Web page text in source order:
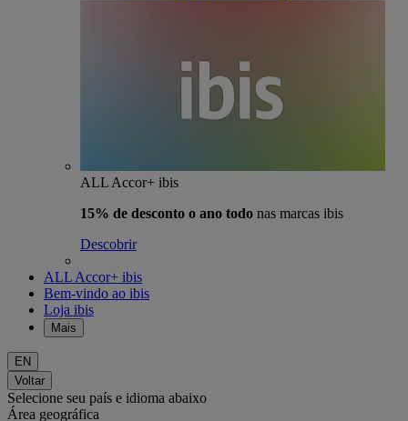
ALL Accor+ ibis
15% de desconto o ano todo nas marcas ibis
Descobrir
ALL Accor+ ibis
Bem-vindo ao ibis
Loja ibis
Mais
EN
Voltar
Selecione seu país e idioma abaixo
Área geográfica